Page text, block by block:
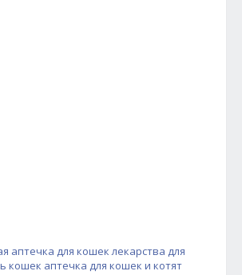
аптечка для кошек лекарства для
кошек аптечка для кошек и котят